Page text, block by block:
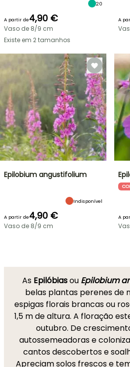
20
A partir de4,90 €
Vaso de 8/9 cm
Existe em 2 tamanhos
A
Epilobium angustifolium
Indisponível
A partir de4,90 €
Vaso de 8/9 cm
A
As Epilóbiasou Epilobium
belas plantas perenes de
espigas florais brancas ou
1,5 m de altura. A floração
outubro. De
autossemeadoras e
cantos descobertos e
Apreciam solos frescos e